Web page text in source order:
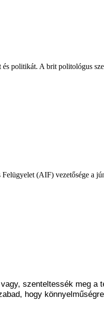
politikát. A brit politológus
(AIF) vezetősége a
szenteltessék meg a
hogy